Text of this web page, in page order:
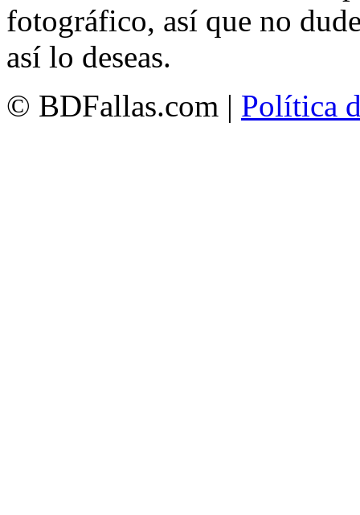
fotográfico, así que no
así lo deseas.
© BDFallas.com | Política